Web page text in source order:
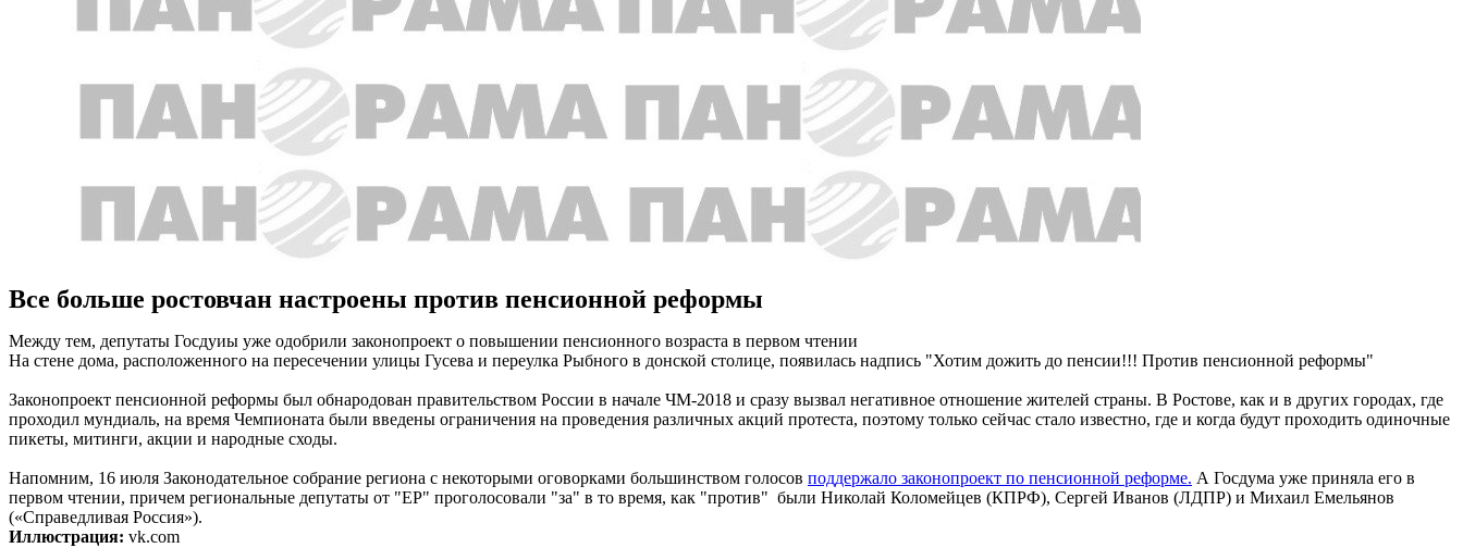
Все больше ростовчан настроены против пенсионной реформы
Между тем, депутаты Госдуиы уже одобрили законопроект о повышении пенсионного возраста в первом чтении
На стене дома, расположенного на пересечении улицы Гусева и переулка Рыбного в донской столице, появилась надпись "Хотим дожить до пенсии!!! Против пенсионной реформы"
Законопроект пенсионной реформы был обнародован правительством России в начале ЧМ-2018 и сразу вызвал негативное отношение жителей страны. В Ростове, как и в других городах, где
проходил мундиаль, на время Чемпионата были введены ограничения на проведения различных акций протеста, поэтому только сейчас стало известно, где и когда будут проходить одиночные
пикеты, митинги, акции и народные сходы.
Напомним, 16 июля Законодательное собрание региона с некоторыми оговорками большинством голосов поддержало законопроект по пенсионной реформе. А Госдума уже приняла его в
первом чтении, причем региональные депутаты от "ЕР" проголосовали "за" в то время, как "против" были Николай Коломейцев (КПРФ), Сергей Иванов (ЛДПР) и Михаил Емельянов
(«Справедливая Россия»).
Иллюстрация: vk.com